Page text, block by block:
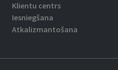
Klientu centrs
Iesniegšana
Atkalizmantošana